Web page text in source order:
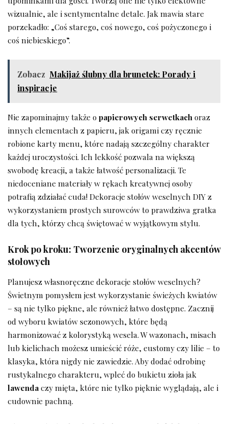
wizualnie, ​ale i sentymentalne detale. Jak mawia stare
porzekadło: „Coś starego, coś nowego, coś pożyczonego‍ i
coś niebieskiego”.
Zobacz Makijaż ślubny dla brunetek: Porady i
inspiracje
Nie⁣ zapominajmy także opapierowych ⁢serwetkach oraz
innych elementach z papieru, jak origami czy ręcznie
robione ⁤karty menu, ⁢które nadają szczególny charakter
każdej uroczystości. Ich lekkość pozwala na większą
swobodę kreacji, a⁣ także łatwość personalizacji.⁤ Te
niedoceniane‌ materiały w rękach‌ kreatywnej osoby
potrafią ⁤zdziałać ‌cuda! Dekoracje ⁢stołów ⁤weselnych DIY​ z
⁤wykorzystaniem ⁤prostych surowców to prawdziwa gratka
dla ​tych,‍ którzy chcą świętować w wyjątkowym⁤ stylu. ​
Krok​ po kroku: Tworzenie oryginalnych akcentów
stołowych
Planujesz własnoręczne dekoracje stołów weselnych?‌
Świetnym pomysłem ⁣jest ⁤wykorzystanie świeżych kwiatów⁤
– są nie tylko piękne, ale również⁢ łatwo dostępne. Zacznij
od wyboru kwiatów ‌sezonowych, które ‍będą
harmonizować z kolorystyką wesela. W wazonach,‌ misach
lub ‍kielichach możesz umieścić róże, eustomy czy lilie – to
⁣klasyka, ⁢która nigdy nie⁤ zawiedzie. Aby dodać odrobinę
rustykalnego charakteru, wpleć do ​bukietu zioła‌ jak
lawendaczy‌ mięta, które nie tylko pięknie ‌wyglądają, ale i
cudownie pachną.